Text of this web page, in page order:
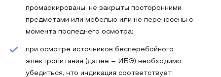
промаркированы, не закрыты посторонними
предметами или мебелью или не перенесены с
момента последнего осмотра;
при осмотре источников бесперебойного
электропитания (далее – ИБЭ) необходимо
убедиться, что индикация соответствует